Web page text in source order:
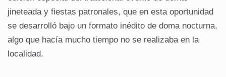
jineteada y fiestas patronales, que en esta oportunidad
se desarrolló bajo un formato inédito de doma nocturna,
algo que hacía mucho tiempo no se realizaba en la
localidad.